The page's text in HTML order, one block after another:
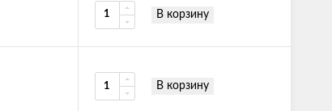
В корзину
В корзину